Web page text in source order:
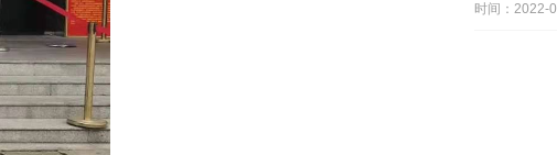
时间：2022-